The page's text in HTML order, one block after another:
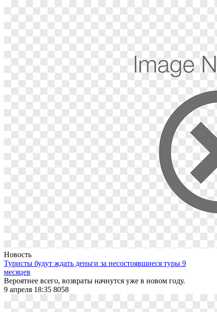
Новость
Туристы будут ждать деньги за несостоявшиеся туры 9
месяцев
Вероятнее всего, возвраты начнутся уже в новом году.
9 апреля 18:35 8058